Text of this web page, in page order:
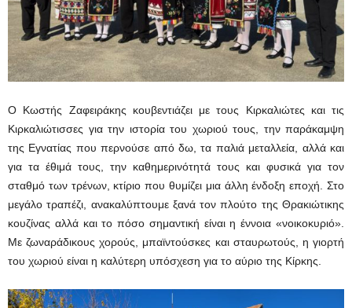
Ο Κωστής Ζαφειράκης κουβεντιάζει με τους Κιρκαλιώτες και τις
Κιρκαλιώτισσες για την ιστορία του χωριού τους, την παράκαμψη
της Εγνατίας που περνούσε από δω, τα παλιά μεταλλεία, αλλά και
για τα έθιμά τους, την καθημερινότητά τους και φυσικά για τον
σταθμό των τρένων, κτίριο που θυμίζει μια άλλη ένδοξη εποχή. Στο
μεγάλο τραπέζι, ανακαλύπτουμε ξανά τον πλούτο της Θρακιώτικης
κουζίνας αλλά και το πόσο σημαντική είναι η έννοια «νοικοκυριό».
Με ζωναράδικους χορούς, μπαϊντούσκες και σταυρωτούς, η γιορτή
του χωριού είναι η καλύτερη υπόσχεση για το αύριο της Κίρκης.